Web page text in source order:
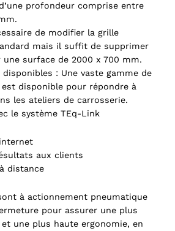
profondeur comprise entre
de modifier la grille
mais il suffit de supprimer
une surface de 2000 x 700 mm.
: Une vaste gamme de
disponible pour répondre à
les ateliers de carrosserie.
le système TEq-Link
aux clients
distance
à actionnement pneumatique
pour assurer une plus
une plus haute ergonomie, en